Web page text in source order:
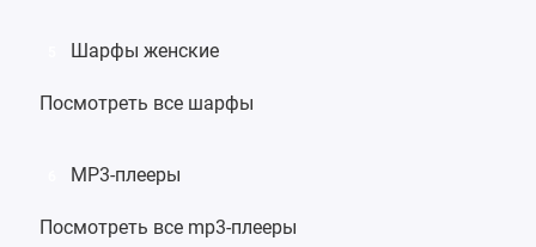
Шарфы женские
Посмотреть все шарфы
MP3-плееры
Посмотреть все mp3-плееры